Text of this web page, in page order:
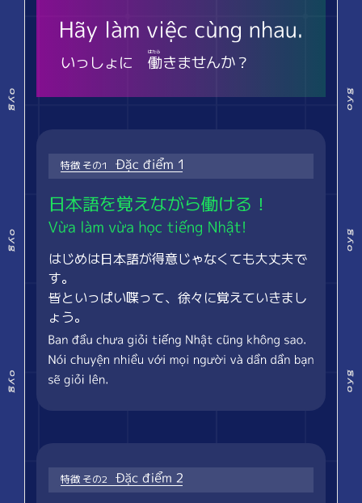
いっしょに 働きませんか？
特徴 その1
日本語を覚えながら働ける！
はじめは日本語が得意じゃなくても大丈夫で
す。
皆といっぱい喋って、徐々に覚えていきまし
ょう。
特徴 その2